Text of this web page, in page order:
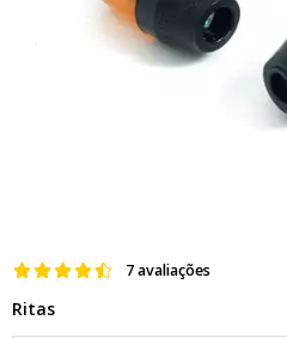
7 avaliações
Ritas